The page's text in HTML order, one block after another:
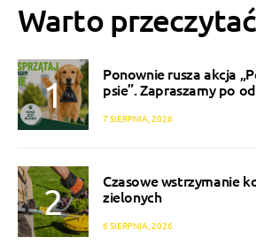
Warto przeczytać
Ponownie rusza akcja
psie”. Zapraszamy po
7 SIERPNIA, 2026
Czasowe wstrzymanie
zielonych
6 SIERPNIA, 2026